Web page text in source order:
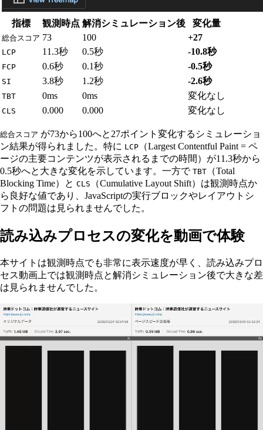
指標 観測時点 解消シミュレーション後 変化量
総合スコア 73 100 +27
LCP 11.3秒 0.5秒 -10.8秒
FCP 0.6秒 0.1秒 -0.5秒
SI 3.8秒 1.2秒 -2.6秒
TBT 0ms 0ms 変化なし
CLS 0.000 0.000 変化なし
総合スコア が73から100へと27ポイント変化するシミュレーショ
ン結果が得られました。特に LCP （Largest Contentful Paint = ペ
ージの主要コンテンツが表示されるまでの時間）が11.3秒から
0.5秒へと大きな変化を示しています。一方で TBT （Total
Blocking Time）と CLS
（Cumulative Layout Shift）は観測時点か
ら良好な値であり、JavaScriptの実行ブロックやレイアウトシ
フトの問題は見られませんでした。
読み込みプロセスの変化を動画で体験
本サイトは観測時点でも非常に表示速度が早く、読み込みプロ
セス動画上では観測時点と解消シミュレーション後で大きな差
は見られませんでした。